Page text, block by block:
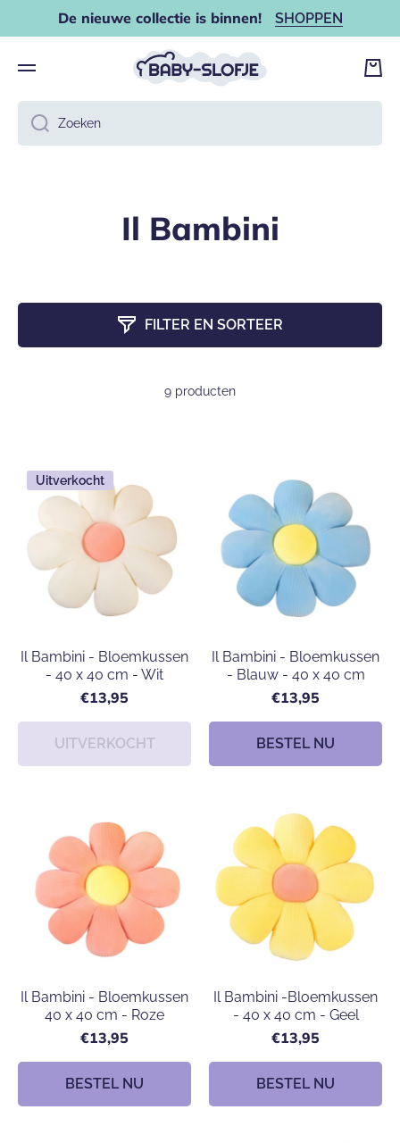
DOORGAAN NAAR ARTIKEL
De nieuwe collectie is binnen! SHOPPEN
Zoeken
Il Bambini
FILTER EN SORTEER
9 producten
Uitverkocht
Il Bambini - Bloemkussen
- 40 x 40 cm - Wit
€13,95
UITVERKOCHT
Il Bambini - Bloemkussen
- Blauw - 40 x 40 cm
€13,95
BESTEL NU
Il Bambini - Bloemkussen
40 x 40 cm - Roze
€13,95
BESTEL NU
Il Bambini -Bloemkussen
- 40 x 40 cm - Geel
€13,95
BESTEL NU